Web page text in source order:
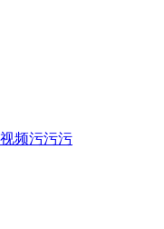
频污污污